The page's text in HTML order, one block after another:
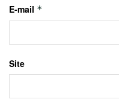
E-mail *
Site